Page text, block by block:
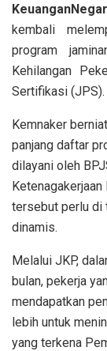
kembali
program
Kehilangan
Sertifikasi (JPS).
Kemnaker
panjang daftar
dilayani oleh
tersebut perlu di
dinamis.
Melalui JKP,
bulan, pekerja
mendapatkan
lebih untuk
yang terkena